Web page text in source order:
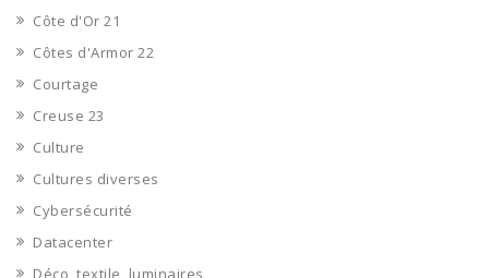
Côte d'Or 21
Côtes d'Armor 22
Courtage
Creuse 23
Culture
Cultures diverses
Cybersécurité
Datacenter
Déco, textile, luminaires